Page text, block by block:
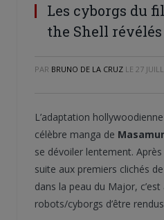
Les cyborgs du
the Shell
PAR BRUNO DE LA CRUZ LE 27
L’adaptation
célèbre manga de
se dévoiler lentement.
suite aux premiers clichés de
dans la peau du Major,
robots/cyborgs d’être